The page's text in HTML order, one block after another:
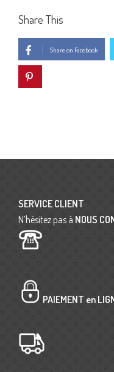
Share This
Share on Facebook
SERVICE CLIENT
N’hésitez pas à NOUS
PAIEMENT en